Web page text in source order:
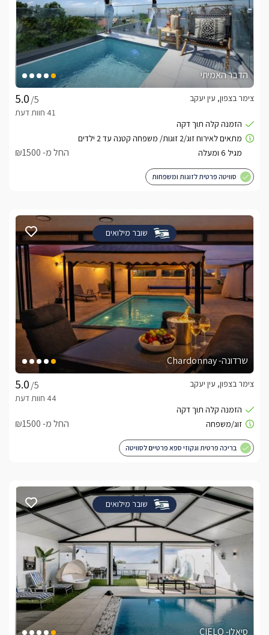
הדבר האמיתי
/5
צימר בצפון, עין יעקב
החל מ- ₪1500
סוויטה פרטית לזוגות ומשפחות
שובר מילואים
שרדונה- Chardonnay
/5
צימר בצפון, עין יעקב
החל מ- ₪1500
בריכה פרטית וגקוזי ספא פרטיים לסוויטה
שובר מילואים
סיאלו- CIELO